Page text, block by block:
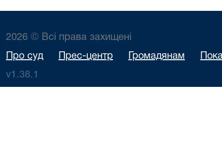
2026 © Всі права захищені
Про суд Прес-центр Громадянам
v1.38.1